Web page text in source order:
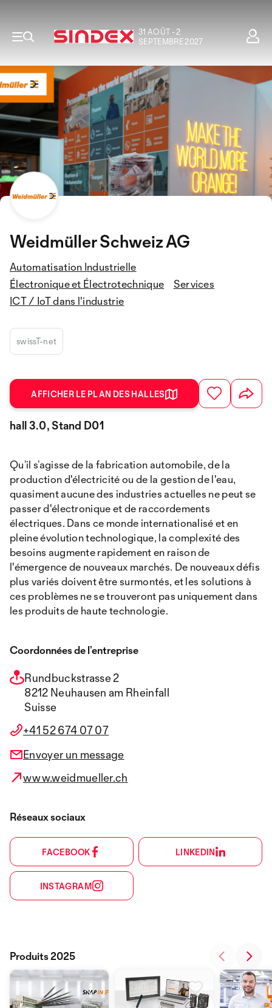
31 AOÛT - 2
SEPTEMBRE 2027
Weidmüller Schweiz AG
Automatisation Industrielle
Électronique et Électrotechnique
Services
ICT / IoT dans l'industrie
swissT-net
AFFICHER LE PLAN DES HALLES
hall 3.0, Stand D01
Qu’il s’agisse de la fabrication automobile, de la
production d'électricité ou de la gestion de l'eau,
quasiment aucune des industries actuelles ne peut se
passer d'électronique et de raccordements
électriques. Dans ce monde internationalisé et en
pleine évolution technologique, la complexité des
besoins augmente rapidement en raison de
l'émergence de nouveaux marchés. De nouveaux défis
plus variés doivent être surmontés, et les solutions à
ces problèmes ne se trouveront pas uniquement dans
les produits de haute technologie.
Coordonnées de l’entreprise
Rundbuckstrasse 2
8212 Neuhausen am Rheinfall
Suisse
+41 52 674 07 07
Envoyer un message
www.weidmueller.ch
Réseaux sociaux
FACEBOOK LINKEDIN
INSTAGRAM
Produits 2025